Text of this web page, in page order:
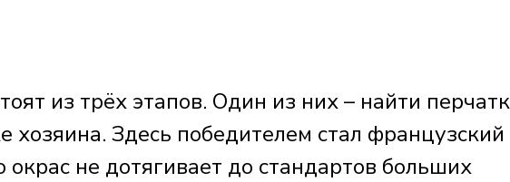
из трёх этапов. Один из них – найти
хозяина. Здесь победителем стал французский
окрас не дотягивает до стандартов больших